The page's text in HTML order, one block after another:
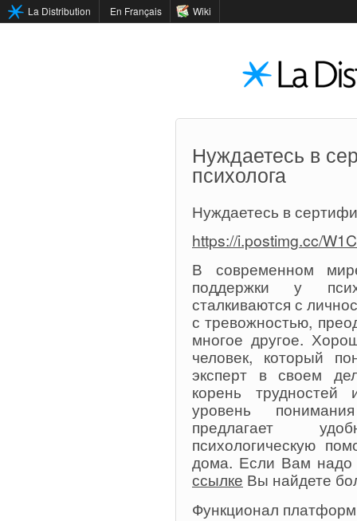
La Distribution En Français Wiki
Нуждаетесь в
психолога
Нуждаетесь в
https://i.postimg.cc/
В современном
поддержки у
сталкиваются с
с тревожностью,
многое другое.
человек, который
эксперт в своем
корень
уровень
предлагает
психологическую
дома. Если Вам надо
ссылке Вы найдете
Функционал